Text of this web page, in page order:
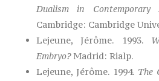
Dualism in
Cambridge: Cambridge
Lejeune, Jérôme. 1993.
Embryo?Madrid: Rialp.
Lejeune, Jérôme. 1994. The